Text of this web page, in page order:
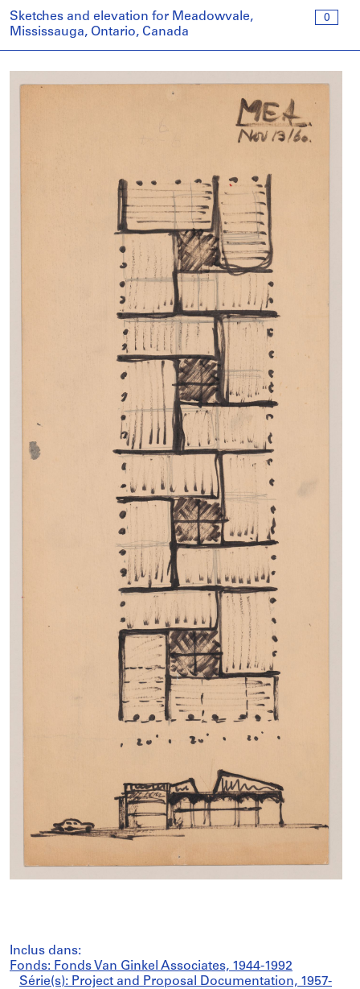
0
Sketches and elevation for Meadowvale,
Mississauga, Ontario, Canada
Inclus dans:
Fonds: Fonds Van Ginkel Associates, 1944-1992
Série(s): Project and Proposal Documentation, 1957-